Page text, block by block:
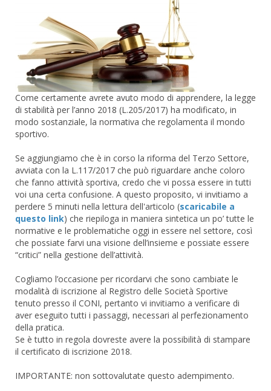
Come certamente avrete avuto modo di apprendere, la legge
di stabilità per l’anno 2018 (L.205/2017) ha modificato, in
modo sostanziale, la normativa che regolamenta il mondo
sportivo.
Se aggiungiamo che è in corso la riforma del Terzo Settore,
avviata con la L.117/2017 che può riguardare anche coloro
che fanno attività sportiva, credo che vi possa essere in tutti
voi una certa confusione. A questo proposito, vi invitiamo a
perdere 5 minuti nella lettura dell'articolo (scaricabile a
questo link) che riepiloga in maniera sintetica un po’ tutte le
normative e le problematiche oggi in essere nel settore, così
che possiate farvi una visione dell’insieme e possiate essere
“critici” nella gestione dell’attività.
Cogliamo l’occasione per ricordarvi che sono cambiate le
modalità di iscrizione al Registro delle Società Sportive
tenuto presso il CONI, pertanto vi invitiamo a verificare di
aver eseguito tutti i passaggi, necessari al perfezionamento
della pratica.
Se è tutto in regola dovreste avere la possibilità di stampare
il certificato di iscrizione 2018.
IMPORTANTE: non sottovalutate questo adempimento.